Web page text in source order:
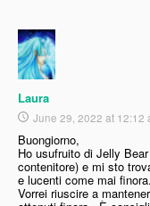
Laura
June 29, 2022 at 12:12
Buongiorno,
Ho usufruito di Jelly
contenitore) e mi sto
e lucenti come mai finora.
Vorrei riuscire a